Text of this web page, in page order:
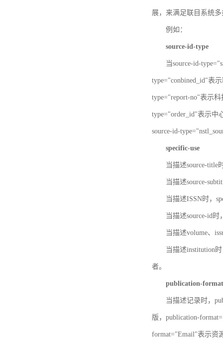
展，来满足联目系统
例如：
source-id-type
当source-id-
type="conbined_id"表
type="report-no"表示
type="order_id"表示中
source-id-
specific-use
当描述source-title
当描述source-
当描述ISSN时，
当描述source-id
当描述volume、
当描述institution
者。
publication-format
当描述记录时，
版，publication-
format="Email"表示资